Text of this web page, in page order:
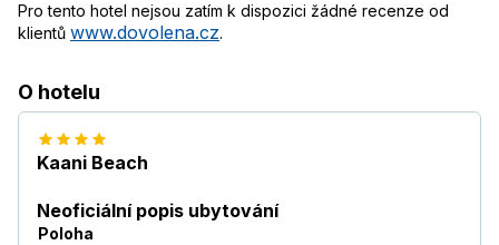
Pro tento hotel nejsou zatím k dispozici žádné recenze od
klientů www.dovolena.cz.
O hotelu
Kaani Beach
Neoficiální popis ubytování
Poloha